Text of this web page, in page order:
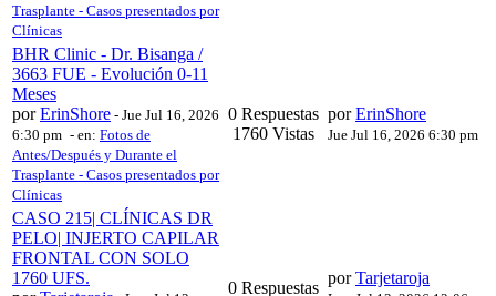
Trasplante - Casos presentados por
Clínicas
BHR Clinic - Dr. Bisanga /
3663 FUE - Evolución 0-11
Meses
porErinShore - Jue Jul 16, 2026
6:30 pm - en: Fotos de
Antes/Después y Durante el
Trasplante - Casos presentados por
Clínicas
0 Respuestas
1760 Vistas
porErinShore
Jue Jul 16, 2026 6:30 pm
CASO 215| CLÍNICAS DR
PELO| INJERTO CAPILAR
FRONTAL CON SOLO
1760 UFS.
0 Respuestas
porTarjetaroja